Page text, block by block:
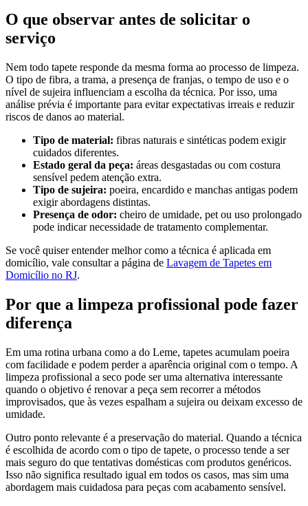
O que observar antes de solicitar o
serviço
Nem todo tapete responde da mesma forma ao processo de limpeza.
O tipo de fibra, a trama, a presença de franjas, o tempo de uso e o
nível de sujeira influenciam a escolha da técnica. Por isso, uma
análise prévia é importante para evitar expectativas irreais e reduzir
riscos de danos ao material.
Tipo de material: fibras naturais e sintéticas podem exigir
cuidados diferentes.
Estado geral da peça: áreas desgastadas ou com costura
sensível pedem atenção extra.
Tipo de sujeira: poeira, encardido e manchas antigas podem
exigir abordagens distintas.
Presença de odor: cheiro de umidade, pet ou uso prolongado
pode indicar necessidade de tratamento complementar.
Se você quiser entender melhor como a técnica é aplicada em
domicílio, vale consultar a página de Lavagem de Tapetes em
Domicílio no RJ.
Por que a limpeza profissional pode fazer
diferença
Em uma rotina urbana como a do Leme, tapetes acumulam poeira
com facilidade e podem perder a aparência original com o tempo. A
limpeza profissional a seco pode ser uma alternativa interessante
quando o objetivo é renovar a peça sem recorrer a métodos
improvisados, que às vezes espalham a sujeira ou deixam excesso de
umidade.
Outro ponto relevante é a preservação do material. Quando a técnica
é escolhida de acordo com o tipo de tapete, o processo tende a ser
mais seguro do que tentativas domésticas com produtos genéricos.
Isso não significa resultado igual em todos os casos, mas sim uma
abordagem mais cuidadosa para peças com acabamento sensível.